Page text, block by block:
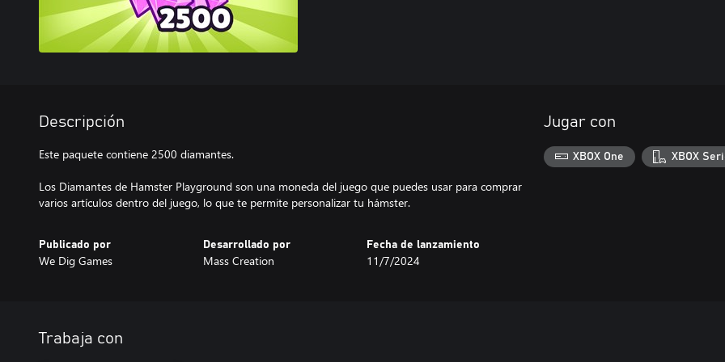
Descripción
Este paquete contiene 2500 diamantes.
Los Diamantes de Hamster Playground son una moneda del juego que puedes usar para comprar
varios artículos dentro del juego, lo que te permite personalizar tu hámster.
Publicado por
We Dig Games
Desarrollado por
Mass Creation
Fecha de lanzamiento
11/7/2024
Jugar con
XBOX One XBOX
Trabaja con